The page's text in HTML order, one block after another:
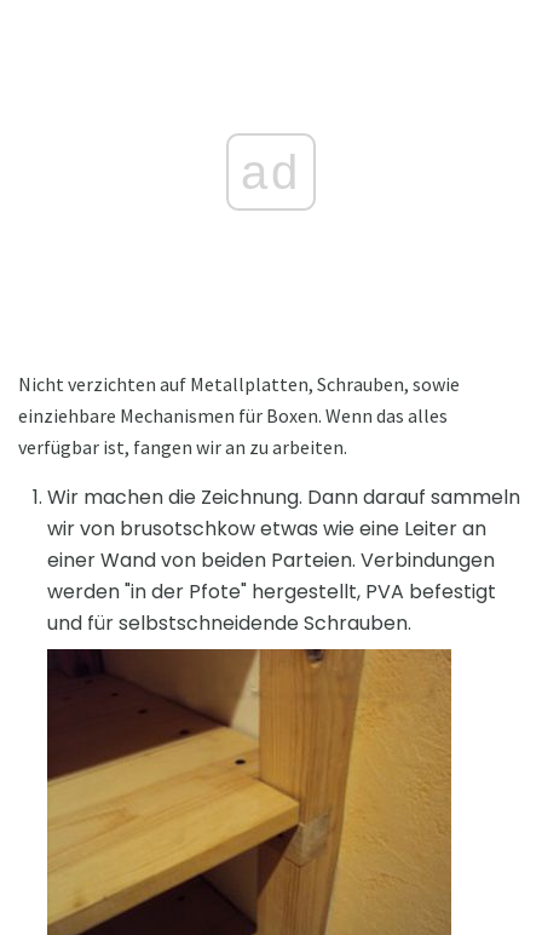
ad
Nicht verzichten auf Metallplatten, Schrauben, sowie
einziehbare Mechanismen für Boxen. Wenn das alles
verfügbar ist, fangen wir an zu arbeiten.
Wir machen die Zeichnung. Dann darauf sammeln
wir von brusotschkow etwas wie eine Leiter an
einer Wand von beiden Parteien. Verbindungen
werden "in der Pfote" hergestellt, PVA befestigt
und für selbstschneidende Schrauben.